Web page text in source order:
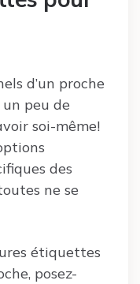
d’un proche
un peu de
soi-même!
des
ne se
étiquettes
posez-